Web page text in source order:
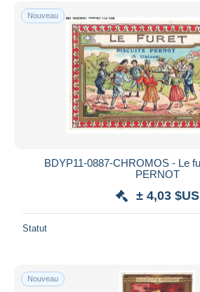
Uniquement en réduction
Livraison gratuite
Méthodes de paiement
PayPal
Virement bancaire
Visa
Mastercard
iDeal
Nouveau
BDYP11-0887-CHROMOS - Le
PERNOT
± 4,03 $US
Statut
Nouveau